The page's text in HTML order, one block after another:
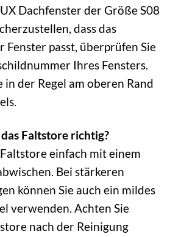
Dachfenster der Größe S08
dass das
Fenster passt, überprüfen Sie
Ihres Fensters.
in der Regel am oberen Rand
Faltstore richtig?
einfach mit einem
Bei stärkeren
können Sie auch ein mildes
verwenden. Achten Sie
nach der Reinigung